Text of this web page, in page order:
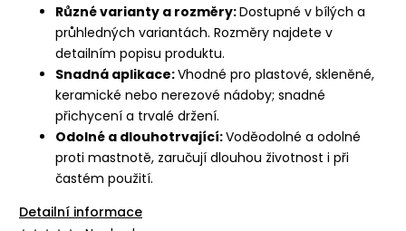
Různé varianty a rozměry:Dostupné v bílých a
průhledných variantách. Rozměry najdete v
detailním popisu produktu.
Snadná aplikace:Vhodné pro plastové, skleněné,
keramické nebo nerezové nádoby; snadné
přichycení a trvalé držení.
Odolné a dlouhotrvající:Voděodolné a odolné
proti mastnotě, zaručují dlouhou životnost i při
častém použití.
Detailní informace